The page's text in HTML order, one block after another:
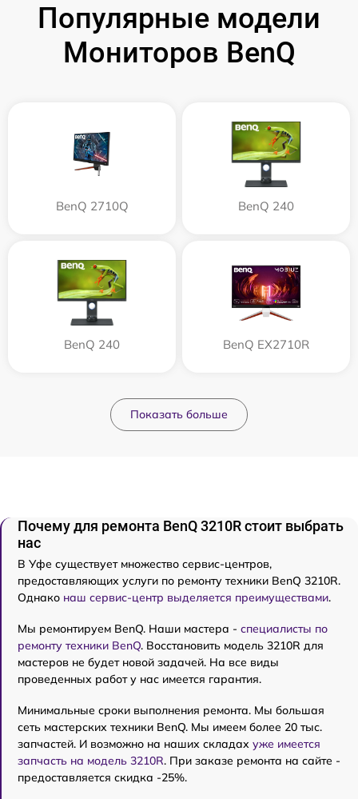
Популярные модели
Мониторов BenQ
BenQ 2710Q BenQ 240
BenQ 240 BenQ EX2710R
Показать больше
Почему для ремонта BenQ 3210R стоит выбрать
нас
В Уфе существует множество сервис-центров,
предоставляющих услуги по ремонту техники BenQ 3210R.
Однако наш сервис-центр выделяется преимуществами.
Мы ремонтируем BenQ. Наши мастера - специалисты по
ремонту техники BenQ. Восстановить модель 3210R для
мастеров не будет новой задачей. На все виды
проведенных работ у нас имеется гарантия.
Минимальные сроки выполнения ремонта. Мы большая
сеть мастерских техники BenQ. Мы имеем более 20 тыс.
запчастей. И возможно на наших складах уже имеется
запчасть на модель 3210R. При заказе ремонта на сайте -
предоставляется скидка -25%.